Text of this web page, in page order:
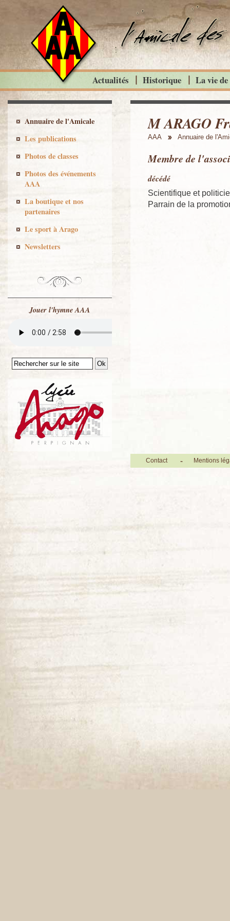
M ARAGO
AAA Annuaire de
Membre de
décédé
Scientifique et
Parrain de la
Actualités Historique La vie
Annuaire de l'Amicale
Les publications
Photos de classes
Photos des événements
AAA
La boutique et nos
partenaires
Le sport à Arago
Newsletters
Jouer l'hymne AAA
Contact Mentions